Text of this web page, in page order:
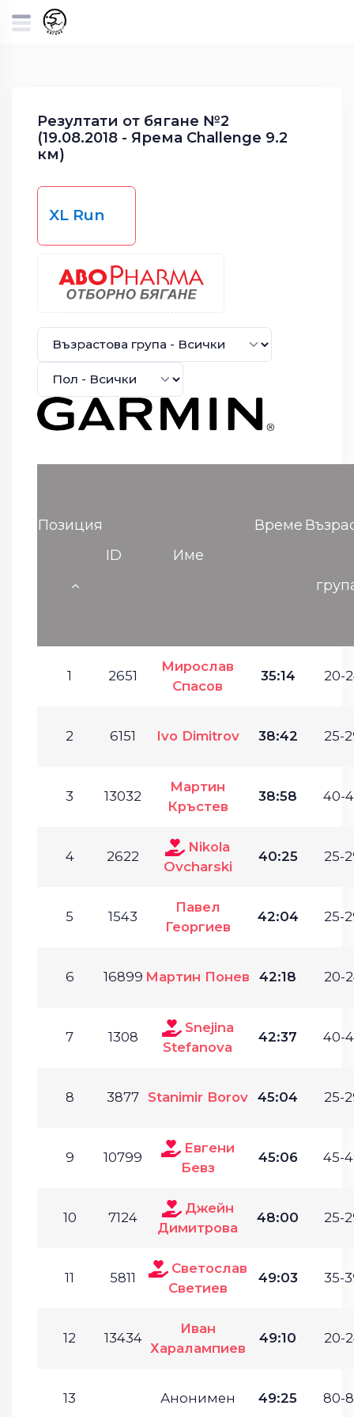
Резултати от бягане №2
(19.08.2018 - Ярема Challenge 9.2
км)
XL Run
Позиция
ID
Име
Време
1 2651
Мирослав
Спасов
35:14 20-
2 6151 Ivo Dimitrov 38:42 25-
3 13032
Мартин
Кръстев
38:58 40-
4 2622
Nikola
Ovcharski
40:25 25-
5 1543
Павел
Георгиев
42:04 25-
6 16899 Мартин Понев 42:18 20-
7 1308
Snejina
Stefanova
42:37 40-
8 3877 Stanimir Borov 45:04 25-
9 10799
Евгени
Бевз
45:06 45-
10 7124
Джейн
Димитрова
48:00 25-
11 5811
Светослав
Светиев
49:03 35-
12 13434
Иван
Харалампиев
49:10 20-
13 Анонимен 49:25 80-